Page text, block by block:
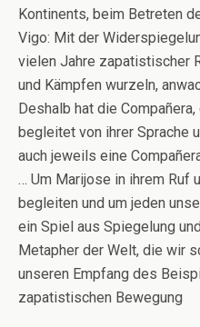
Kontinents, beim Betreten
Vigo: Mit der
vielen Jahre zapatistischer
und Kämpfen wurzeln,
Deshalb hat die
begleitet von ihrer Sprache
auch jeweils eine
… Um Marijose in ihrem Ruf
begleiten und um jeden
ein Spiel aus Spiegelung
Metapher der Welt, die wir
unseren Empfang des
zapatistischen Bewegung